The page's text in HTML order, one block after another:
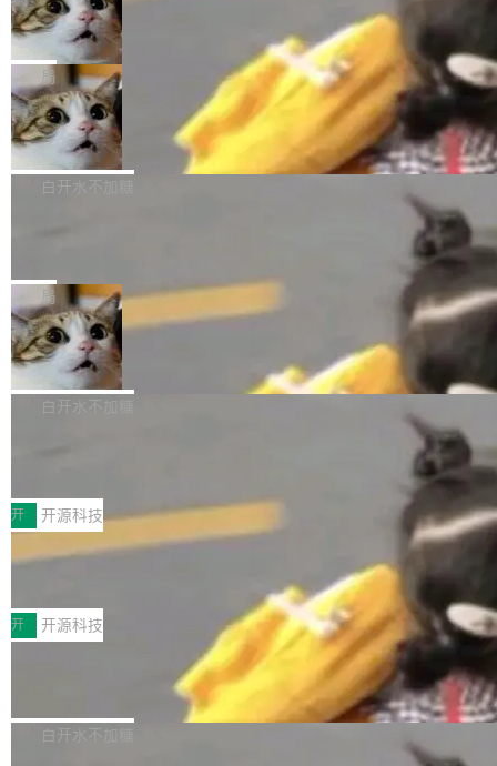
环。崔添翼招人的标...
更复杂的视觉控制和可持续迭代编辑。 相比 U
1，U1.5-Lite-Preview 在以下方向上带来了显著
提升： 原生支持4K图像生成； 更精细的局部纹
理、细节与真实世界质感； 更准确的中英文文字
生成与复杂版式组织； 更稳定的图...
Alan Griffiths 在邮件列表中说得很直白：「hwc
tl 是一个 Ubuntu 专有的包，它和它的依赖项都
是 Ubuntu 专有的，不会用在其他发行版上。」
所以 deb 版本的受众实际上为零。既然只有 Ub
untu 用户在用，那用 snap 打包就没什么可纠结
的。 从 deb 到 snap 的迁移路径 hwctl 是 rust-
hwlib 硬件 API 库的一部分，命令行工具负责查
Dario Amodei 担心新人来 Anthropic
只为金钱，不为使命
顶级 AI 研究员在两家公司之间来回跳，中间只
隔了几天。 Lilian Weng 上周刚宣布因健康原因
离开 Thinking Machines Lab，说自己作为联合
创始人的角色「太累了」。几天后，The Inform
ation 就曝出她将重回 OpenAI，负责递归自我
改进方向的研究。她是 Thinking Machines 过
一在人才争夺战中失血的公司。六月，Google
连失两员大将：Noam Shazeer 去了 Op...
局
FFmpeg 9.0 发布
FFmpeg 9.0 现已发布，包含多项改进。官方更
新日志列出的 9.0 版本主要更新内容如下： 扩
er HE-AAC 960 解码 (DAB+) transpose_cuda
filter 添加 AMF Frame Rate Converter (vf_frc
_amf) filter SMPTE 2094-50 元数据支持和直
通 ProRes RAW VideoToolbox 硬件加速器 AP
V ...
白开水不加糖
Code 在 X 上发帖：「DeepSeek Flash did 8T
tokens on August 1st. 5T of free usage + 3T
on OpenCode Go.」79.8 万次浏览，连带着 #
DeepSeek一天消耗了8万亿# 上了微博热搜——
注意这是 OpenCode 一家的消耗。 OpenCode
不完。」5T 来自免费额度，3T 来自 Go...
局
NetBSD 11.0 正式发布
NetBSD 11.0 现已正式发布，这是 NetBSD 操
作系统的第十八个主要版本。 自 NetBSD 10.1
ve JH71XX 的设备，例如 VisionFive 2、PINE
64 STAR64，以及 QEMU。 增强了对 POSIX.1
-2024 和 C23 编程接口标准的兼容性。 compat
_linux(8) 增强了对 Linux 系统调用的支持，包
括 epoll（围绕 kqueue 实现）、POSIX 消息队
列、...
白开水不加糖
案
享会在上海举办。鸿蒙生态的全场景智慧营销平
台鲸鸿动能协同华为游戏中心，面向游戏行业开
发者及生态伙伴，系统呈现了平台在游戏领域的
完整能力版图——从IAP高价值用户的全周期经
营、到IAA游戏的“买变一体”正循环、再到联运与
广告协同的全链路经营闭环，以及面向全球市场
的出海增长布局。 华为终端云业务商业化销售负
责人在开场致辞中表示，游戏开发者的核心诉求
已不再是“多一个投放渠道”，而是一套能够持续
开 开源科技
技嘉X3D系列再添新成员 B850 AORU
面向AMD Ryzen X3D处理器玩家，技嘉X3D系
列主板阵容迎来新成员——B850 AORUS ELITE
X3D。作为面向主流高性能平台打造的全新主板
产品，B850 AORUS ELITE X3D延续技嘉在X3
D平台优化上的技术积累，旨在为游戏玩家带来
更稳定、更高效的装机选择。 B850 AORUS ELI
开 开源科技
Zadig v5.0 发布：AI 发布专员与 AI 审
我们团队这几天最大的卡点不是 AI 写得不够
好，是 AI 写得太好了。 好到审查排期从两天的
白开水不加糖